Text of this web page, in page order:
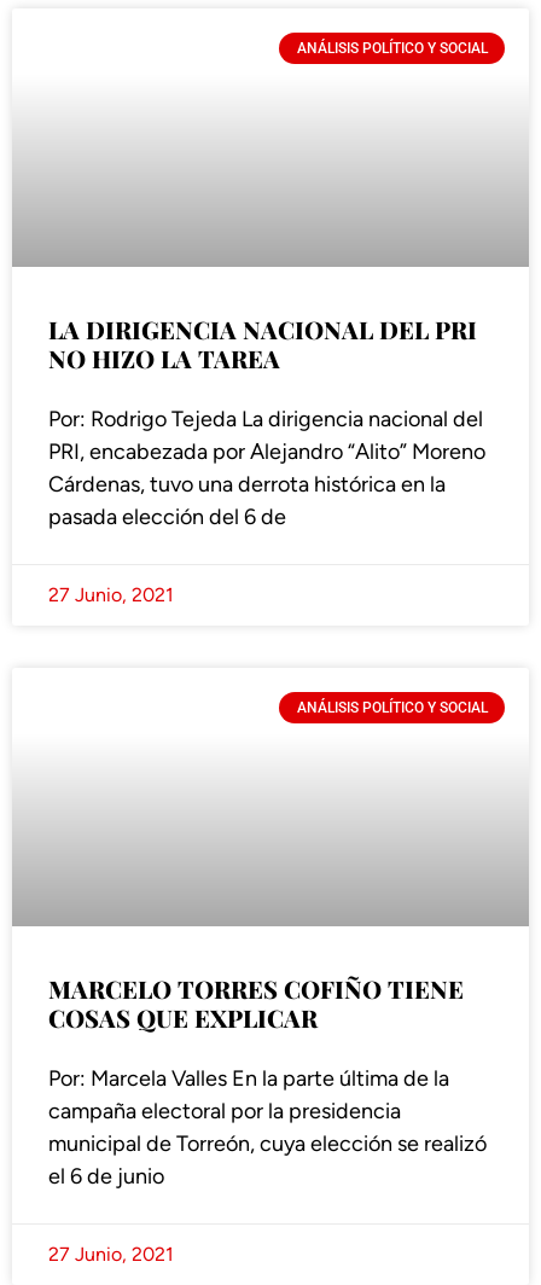
ANÁLISIS POLÍTICO Y SOCIAL
LA DIRIGENCIA NACIONAL DEL PRI
NO HIZO LA TAREA
Por: Rodrigo Tejeda La dirigencia nacional del
PRI, encabezada por Alejandro “Alito” Moreno
Cárdenas, tuvo una derrota histórica en la
pasada elección del 6 de
27 Junio, 2021
ANÁLISIS POLÍTICO Y SOCIAL
MARCELO TORRES COFIÑO TIENE
COSAS QUE EXPLICAR
Por: Marcela Valles En la parte última de la
campaña electoral por la presidencia
municipal de Torreón, cuya elección se realizó
el 6 de junio
27 Junio, 2021